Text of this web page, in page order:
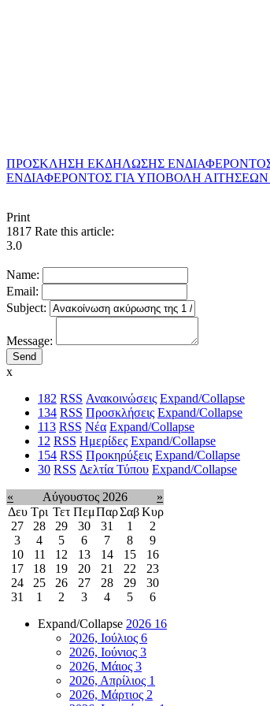
ΠΡΟΣΚΛΗΣΗ ΕΚΔΗΛΩΣΗΣ
ΕΝΔΙΑΦΕΡΟΝΤΟΣ ΓΙΑ ΥΠΟΒΟΛΗ
Print
1817 Rate this article:
3.0
Name:
Email:
Subject:
Message:
x
182 RSS Ανακοινώσεις Expand/Collapse
134 RSS Προσκλήσεις Expand/Collapse
113 RSS Νέα Expand/Collapse
12 RSS Ημερίδες Expand/Collapse
154 RSS Προκηρύξεις Expand/Collapse
30 RSS Δελτία Τύπου Expand/Collapse
« Αύγουστος 2026
»
Δευ Τρι Τετ ΠεμΠαρΣαβΚυρ
27
28 29 30 31 1
2
3
4 5 6 7 8
9
10
11 12 13 14 15
16
17
18 19 20 21 22
23
24
25 26 27 28 29
30
31
1 2 3 4 5
6
Expand/Collapse 2026 16
2026, Ιούλιος 6
2026, Ιούνιος 3
2026, Μάιος 3
2026, Απρίλιος 1
2026, Μάρτιος 2